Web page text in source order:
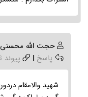
In
reply
to
(بدون
حجت الله محسنی
پاسخ | پیوند
شهید والامقام